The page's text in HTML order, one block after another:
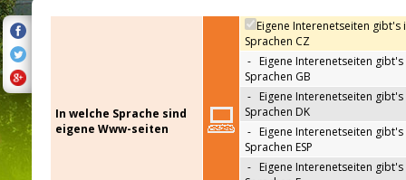
In welche Sprache sind
eigene Www-seiten
Eigene Interenetseiten gibt's
Sprachen CZ
- Eigene Interenetseiten gibt's
Sprachen GB
- Eigene Interenetseiten gibt's
Sprachen DK
- Eigene Interenetseiten gibt's
Sprachen ESP
- Eigene Interenetseiten gibt's